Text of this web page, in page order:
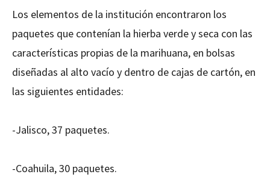
Los elementos de la institución encontraron los
paquetes que contenían la hierba verde y seca con las
características propias de la marihuana, en bolsas
diseñadas al alto vacío y dentro de cajas de cartón, en
las siguientes entidades:
-Jalisco, 37 paquetes.
-Coahuila, 30 paquetes.